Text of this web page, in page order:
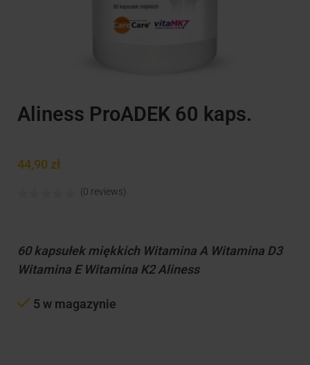
Aliness ProADEK 60 kaps.
44,90 zł
(0 reviews)
60 kapsułek miękkich Witamina A Witamina D3
Witamina E Witamina K2 Aliness
5 w magazynie